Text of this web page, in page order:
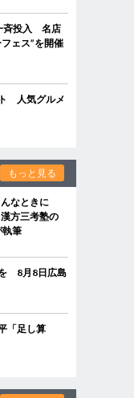
斉投入 名店
ェス”を開催
人気グルメ
もっと見る
なときに
方三考塾の
執筆
8月8日広島
「足し算